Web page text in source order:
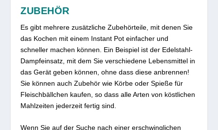
ZUBEHÖR
Es gibt mehrere zusätzliche Zubehörteile, mit denen Sie
das Kochen mit einem Instant Pot einfacher und
schneller machen können. Ein Beispiel ist der Edelstahl-
Dampfeinsatz, mit dem Sie verschiedene Lebensmittel in
das Gerät geben können, ohne dass diese anbrennen!
Sie können auch Zubehör wie Körbe oder Spieße für
Fleischbällchen kaufen, so dass alle Arten von köstlichen
Mahlzeiten jederzeit fertig sind.
Wenn Sie auf der Suche nach einer erschwinglichen